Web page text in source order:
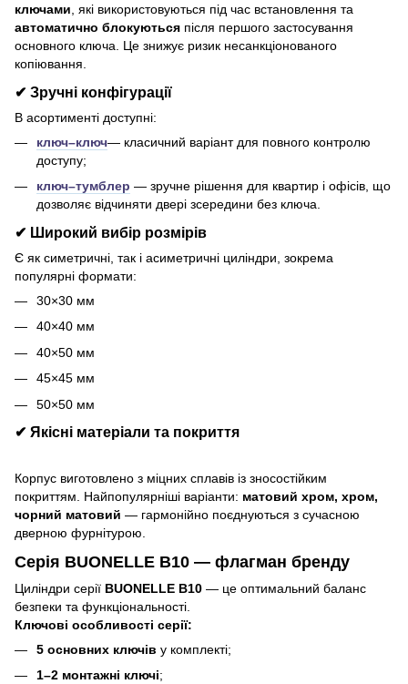
ключами , які використовуються під час встановлення та
автоматично блокуються після першого застосування
основного ключа. Це знижує ризик несанкціонованого
копіювання.
✔ Зручні конфігурації
В асортименті доступні:
ключ–ключ— класичний варіант для повного контролю
доступу;
ключ–тумблер — зручне рішення для квартир і офісів, що
дозволяє відчиняти двері зсередини без ключа.
✔ Широкий вибір розмірів
Є як симетричні, так і асиметричні циліндри, зокрема
популярні формати:
30×30 мм
40×40 мм
40×50 мм
45×45 мм
50×50 мм
✔ Якісні матеріали та покриття
Корпус виготовлено з міцних сплавів із зносостійким
покриттям. Найпопулярніші варіанти: матовий хром, хром,
чорний матовий — гармонійно поєднуються з сучасною
дверною фурнітурою.
Серія BUONELLE B10 — флагман бренду
Циліндри серії BUONELLE B10 — це оптимальний баланс
безпеки та функціональності.
Ключові особливості серії:
5 основних ключів у комплекті;
1–2 монтажні ключі;